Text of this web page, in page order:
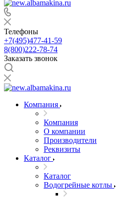
Телефоны
+7(495)477-41-59
8(800)222-78-74
Заказать звонок
Компания
Компания
О компании
Производители
Реквизиты
Каталог
Каталог
Водогрейные котлы